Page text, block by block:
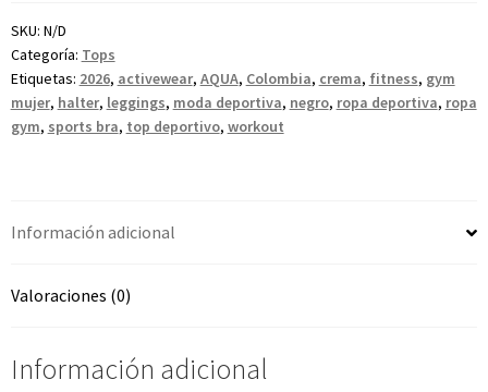
SKU: N/D
Categoría: Tops
Etiquetas: 2026, activewear, AQUA, Colombia, crema, fitness, gym
mujer, halter, leggings, moda deportiva, negro, ropa deportiva, ropa
gym, sports bra, top deportivo, workout
Información adicional
Valoraciones (0)
Información adicional